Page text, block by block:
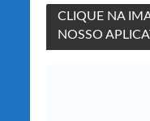
CLIQUE NA
NOSSO